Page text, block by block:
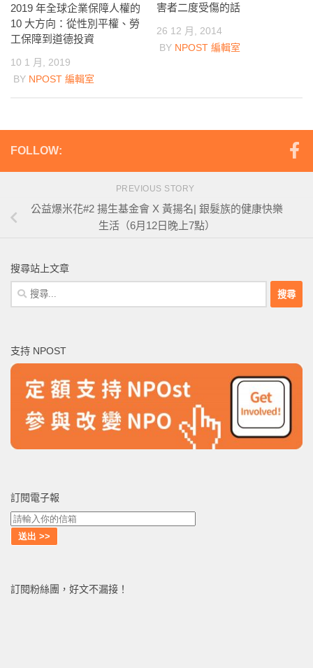
2019 年全球企業保障人權的
10 大方向：從性別平權、勞
工保障到道德投資
10 1 月, 2019
BY NPOST 編輯室
害者二度受傷的話
26 12 月, 2014
BY NPOST 編輯室
FOLLOW:
PREVIOUS STORY
公益爆米花#2 揚生基金會 X 黃揚名| 銀髮族的健康快樂
生活（6月12日晚上7點）
搜尋站上文章
搜
尋
字:
支持 NPOST
訂閱電子報
訂閱粉絲團，好文不漏接！